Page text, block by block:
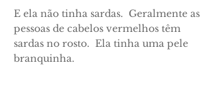
E ela não tinha sardas. Geralmente as
pessoas de cabelos vermelhos têm
sardas no rosto. Ela tinha uma pele
branquinha.